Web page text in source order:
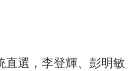
直選，李登輝、彭明敏